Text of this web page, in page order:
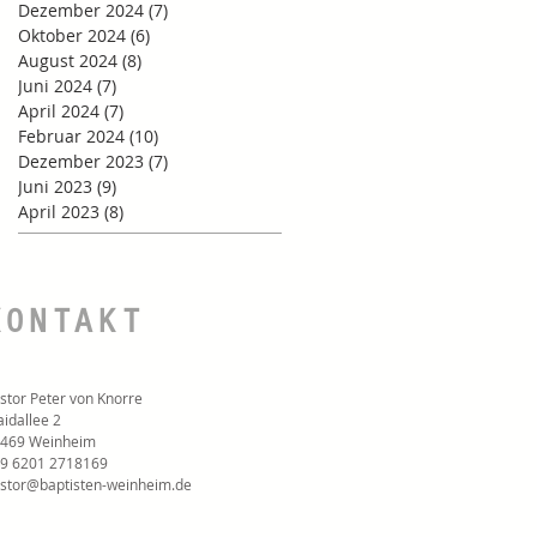
Dezember 2024 (7)
Oktober 2024 (6)
August 2024 (8)
Juni 2024 (7)
April 2024 (7)
Februar 2024 (10)
Dezember 2023 (7)
Juni 2023 (9)
April 2023 (8)
Peter von Knorre
2
Weinheim
6201 2718169‬
weinheim.de